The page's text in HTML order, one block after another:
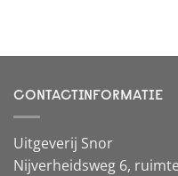
CONTACTINFORMATIE
Uitgeverij Snor
Nijverheidsweg 6,